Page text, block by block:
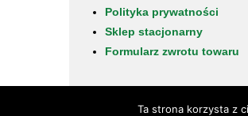
Polityka prywatności
Sklep stacjonarny
Formularz zwrotu towaru
Ta strona korzysta z